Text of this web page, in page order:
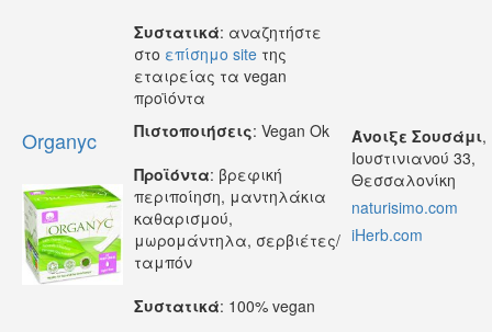
Συστατικά: αναζητήστε
στο επίσημο site της
εταιρείας τα vegan
προϊόντα
Organyc Πιστοποιήσεις: Vegan Ok
Προϊόντα: βρεφική
περιποίηση, μαντηλάκια
καθαρισμού,
μωρομάντηλα, σερβιέτες/
ταμπόν
Συστατικά: 100% vegan
Άνοιξε Σουσάμι,
Ιουστινιανού 33,
Θεσσαλονίκη
naturisimo.com
iHerb.com